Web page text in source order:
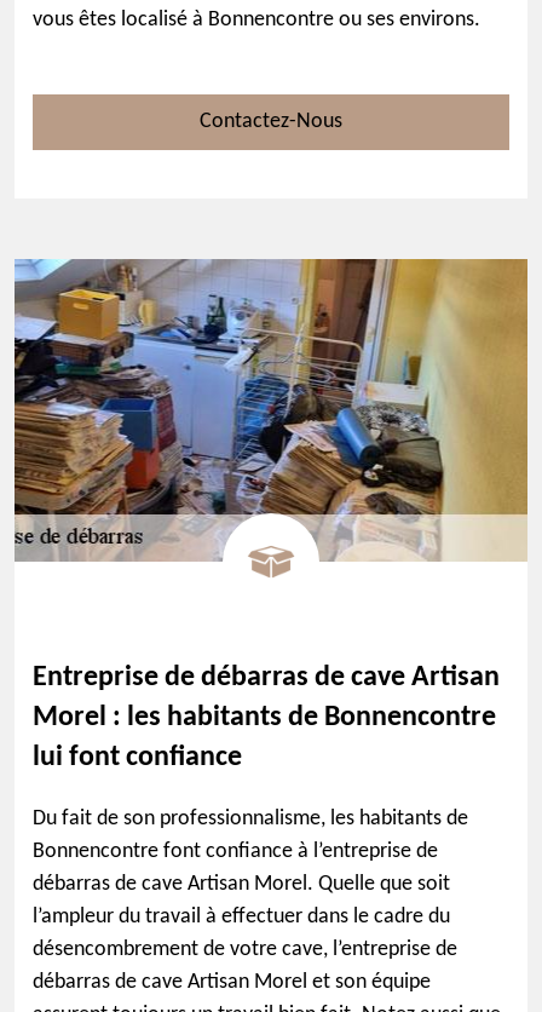
vous êtes localisé à Bonnencontre ou ses environs.
Contactez-Nous
Entreprise de débarras de cave Artisan
Morel : les habitants de Bonnencontre
lui font confiance
Du fait de son professionnalisme, les habitants de
Bonnencontre font confiance à l’entreprise de
débarras de cave Artisan Morel. Quelle que soit
l’ampleur du travail à effectuer dans le cadre du
désencombrement de votre cave, l’entreprise de
débarras de cave Artisan Morel et son équipe